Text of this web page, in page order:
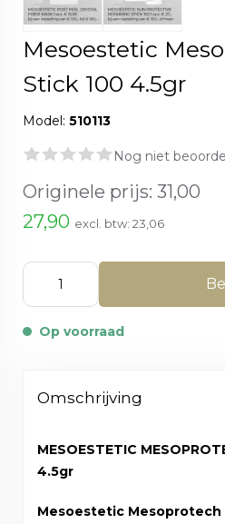
Mesoestetic
Stick 100 4.5gr
Model: 510113
Nog niet
Originele prijs: 31,00
27,90 excl. btw: 23,06
Op voorraad
Omschrijving
MESOESTETIC
4.5gr
Mesoestetic Mesoprotech